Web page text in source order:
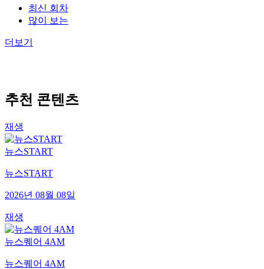
최신 회차
많이 보는
더보기
추천 콘텐츠
재생
뉴스START
뉴스START
2026년 08월 08일
재생
뉴스퀘어 4AM
뉴스퀘어 4AM